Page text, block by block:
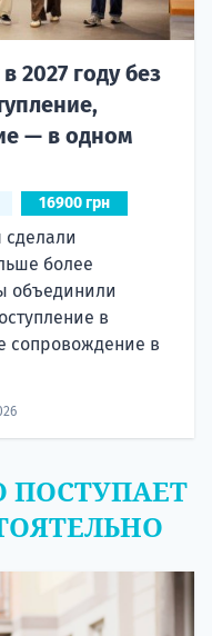
2027 году без
— в одном
16900 грн
более
объединили
в
сопровождение в